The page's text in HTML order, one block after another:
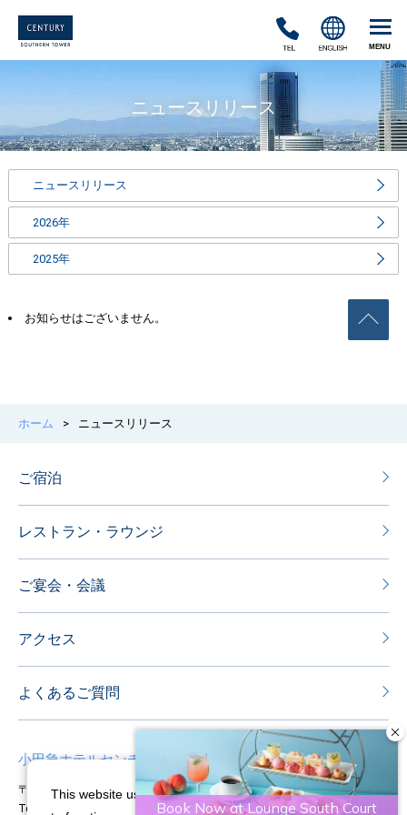
TEL ENGLISH
ニュースリリース
ニュースリリース
2026年
2025年
お知らせはございません。
ホーム > ニュースリリース
ご宿泊
レストラン・ラウンジ
ご宴会・会議
アクセス
よくあるご質問
小田急ホテルセンチュリーサザンタワー
〒151-8583 東京都渋谷区代々木2-2-1
Tel：03-5354-0111
Fax：03-5354-0100
This website uses cookies and similar technologies